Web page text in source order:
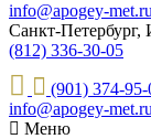
info@apogey-met.ru
Санкт-Петербург,
(812) 336-30-05
(901) 374-95-
info@apogey-met.ru
Меню